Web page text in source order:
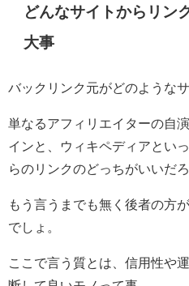
どんなサイトからリン
大事
バックリンク元がどのような
単なるアフィリエイターの自
インと、ウィキペディアとい
らのリンクのどっちがいいだ
もう言うまでも無く後者の方
でしょ。
ここで言う質とは、信用性や